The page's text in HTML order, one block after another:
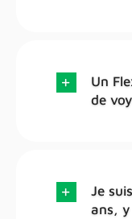
Un
de
Je
ans,